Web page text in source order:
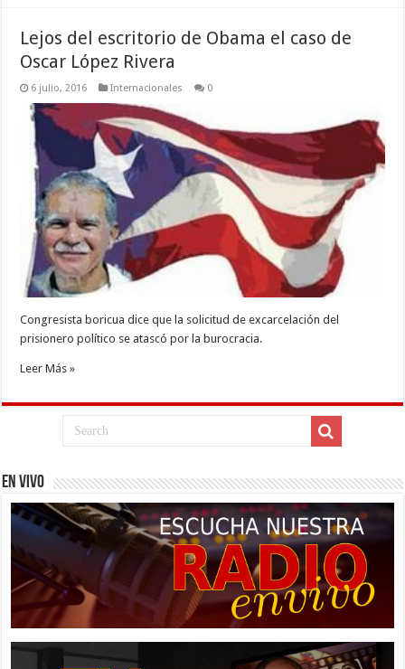
Lejos del escritorio de Obama el caso de
Oscar López Rivera
6 julio, 2016 Internacionales 0
Congresista boricua dice que la solicitud de excarcelación del
prisionero político se atascó por la burocracia.
Leer Más »
EN VIVO